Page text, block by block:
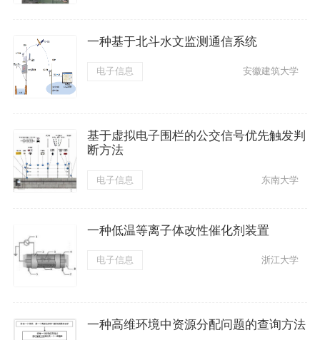
一种基于北斗水文监测通信系统
电子信息 安徽建筑大学
基于虚拟电子围栏的公交信号优先触发判
断方法
电子信息 东南大学
一种低温等离子体改性催化剂装置
电子信息 浙江大学
一种高维环境中资源分配问题的查询方法